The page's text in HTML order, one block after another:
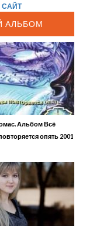
АЛЬБОМ
Альбом Всё
опять 2001